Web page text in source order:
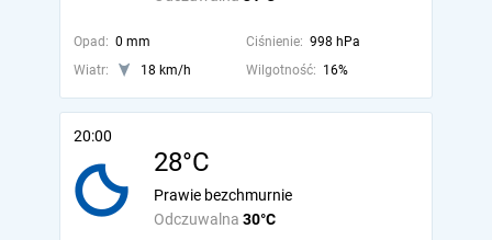
Opad: 0 mm Ciśnienie: 998 hPa
Wiatr:
18 km/h Wilgotność: 16%
20:00
28°C
Odczuwalna 30°C
Prawie bezchmurnie